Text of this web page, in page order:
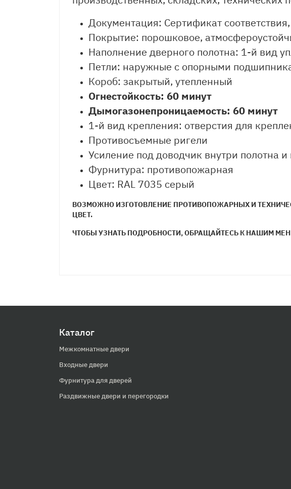
Документация: Сертификат
Покрытие: порошковое,
Наполнение дверного полотна: 1-й вид
Петли: наружные с опорными
Короб: закрытый, утепленный
Огнестойкость: 60 минут
Дымогазонепроницаемость: 60 минут
1-й вид крепления: отверстия для
Противосъемные ригели
Усиление под доводчик внутри полотна и
Фурнитура: противопожарная
Цвет: RAL 7035 серый
ВОЗМОЖНО ИЗГОТОВЛЕНИЕ ПРОТИВОПОЖАРНЫХ И
ЦВЕТ.
ЧТОБЫ УЗНАТЬ ПОДРОБНОСТИ, ОБРАЩАЙТЕСЬ К НАШИМ
Каталог
Межкомнатные двери
Входные двери
Фурнитура для дверей
Раздвижные двери и перегородки